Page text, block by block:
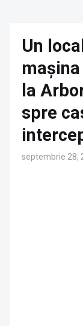
Un
la
spre
septembrie 28,